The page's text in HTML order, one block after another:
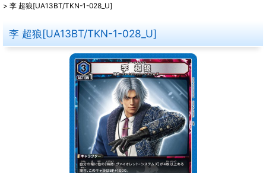
> 李 超狼[UA13BT/TKN-1-028_U]
李 超狼[UA13BT/TKN-1-028_U]